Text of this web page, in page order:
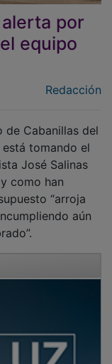
alerta por
equipo
tomando el
José Salinas
como han
“arroja
aún